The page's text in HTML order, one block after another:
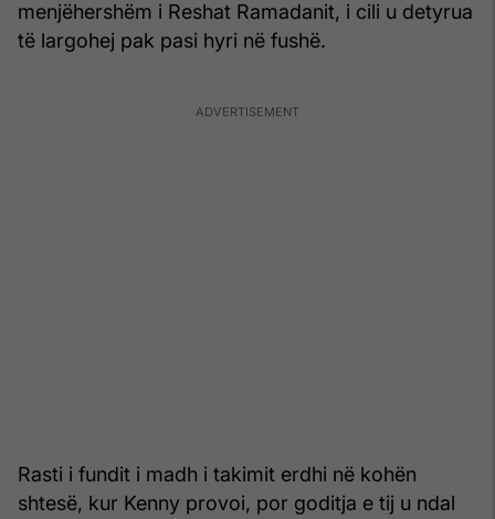
menjëhershëm i Reshat Ramadanit, i cili u detyrua
të largohej pak pasi hyri në fushë.
Rasti i fundit i madh i takimit erdhi në kohën
shtesë, kur Kenny provoi, por goditja e tij u ndal